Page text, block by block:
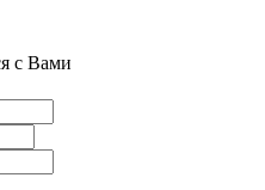
с Вами